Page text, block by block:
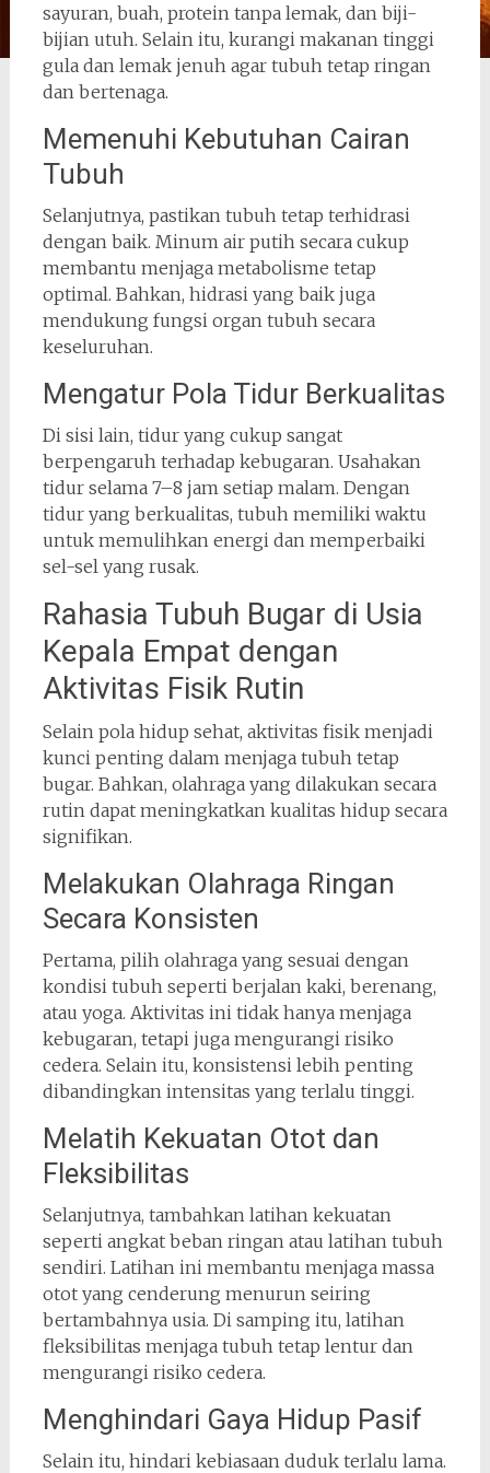
sayuran, buah, protein tanpa lemak, dan biji-
bijian utuh. Selain itu, kurangi makanan tinggi
gula dan lemak jenuh agar tubuh tetap ringan
dan bertenaga.
Memenuhi Kebutuhan Cairan
Tubuh
Selanjutnya, pastikan tubuh tetap terhidrasi
dengan baik. Minum air putih secara cukup
membantu menjaga metabolisme tetap
optimal. Bahkan, hidrasi yang baik juga
mendukung fungsi organ tubuh secara
keseluruhan.
Mengatur Pola Tidur Berkualitas
Di sisi lain, tidur yang cukup sangat
berpengaruh terhadap kebugaran. Usahakan
tidur selama 7–8 jam setiap malam. Dengan
tidur yang berkualitas, tubuh memiliki waktu
untuk memulihkan energi dan memperbaiki
sel-sel yang rusak.
Rahasia Tubuh Bugar di Usia
Kepala Empat dengan
Aktivitas Fisik Rutin
Selain pola hidup sehat, aktivitas fisik menjadi
kunci penting dalam menjaga tubuh tetap
bugar. Bahkan, olahraga yang dilakukan secara
rutin dapat meningkatkan kualitas hidup secara
signifikan.
Melakukan Olahraga Ringan
Secara Konsisten
Pertama, pilih olahraga yang sesuai dengan
kondisi tubuh seperti berjalan kaki, berenang,
atau yoga. Aktivitas ini tidak hanya menjaga
kebugaran, tetapi juga mengurangi risiko
cedera. Selain itu, konsistensi lebih penting
dibandingkan intensitas yang terlalu tinggi.
Melatih Kekuatan Otot dan
Fleksibilitas
Selanjutnya, tambahkan latihan kekuatan
seperti angkat beban ringan atau latihan tubuh
sendiri. Latihan ini membantu menjaga massa
otot yang cenderung menurun seiring
bertambahnya usia. Di samping itu, latihan
fleksibilitas menjaga tubuh tetap lentur dan
mengurangi risiko cedera.
Menghindari Gaya Hidup Pasif
Selain itu, hindari kebiasaan duduk terlalu lama.